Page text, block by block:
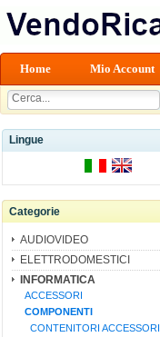
Home Mio Account
Lingue
Categorie
AUDIOVIDEO
ELETTRODOMESTICI
INFORMATICA
ACCESSORI
COMPONENTI
CONTENITORI ACCESSORI